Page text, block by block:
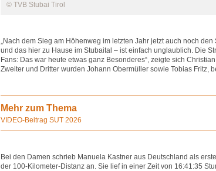
© TVB Stubai Tirol
„Nach dem Sieg am Höhenweg im letzten Jahr jetzt auch noch
und das hier zu Hause im Stubaital – ist einfach unglaublich. Die
Fans: Das war heute etwas ganz Besonderes“, zeigte sich
Zweiter und Dritter wurden Johann Obermüller sowie Tobias Fritz,
Mehr zum Thema
VIDEO-Beitrag SUT 2026
Bei den Damen schrieb Manuela Kastner aus Deutschland als
der 100-Kilometer-Distanz an. Sie lief in einer Zeit von 16:41:35